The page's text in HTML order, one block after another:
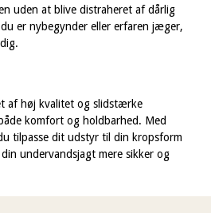
uden at blive distraheret af dårlig
er nybegynder eller erfaren jæger,
af høj kvalitet og slidstærke
komfort og holdbarhed. Med
tilpasse dit udstyr til din kropsform
undervandsjagt mere sikker og